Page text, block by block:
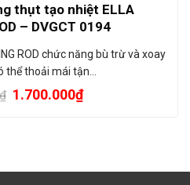
thụt tạo nhiệt ELLA
– DVGCT 0194
ROD chức năng bù trừ và xoay
thể thoải mái tận…
1.700.000₫